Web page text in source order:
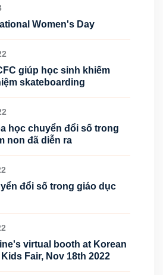
Women's Day
giúp học sinh khiếm
skateboarding
học chuyển đổi số trong
non đã diễn ra
đổi số trong giáo dục
virtual booth at Korean
Fair, Nov 18th 2022